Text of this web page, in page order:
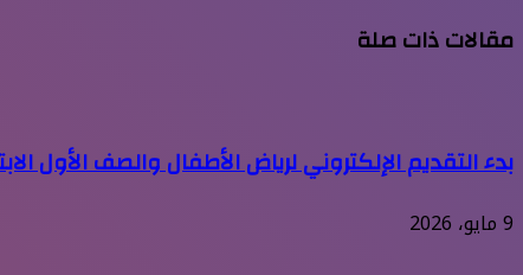
مقالات ذات صلة
بدء التقديم الإلكتروني لرياض الأطفال والصف الأول
9 مايو، 2026